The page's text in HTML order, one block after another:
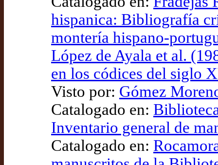
hispanica: Bibliografía
montería hispano-
López de Ayala et al.
en los códices del siglo
Visto por: Gómez
Catalogado en:
Inventario general de
Catalogado en: